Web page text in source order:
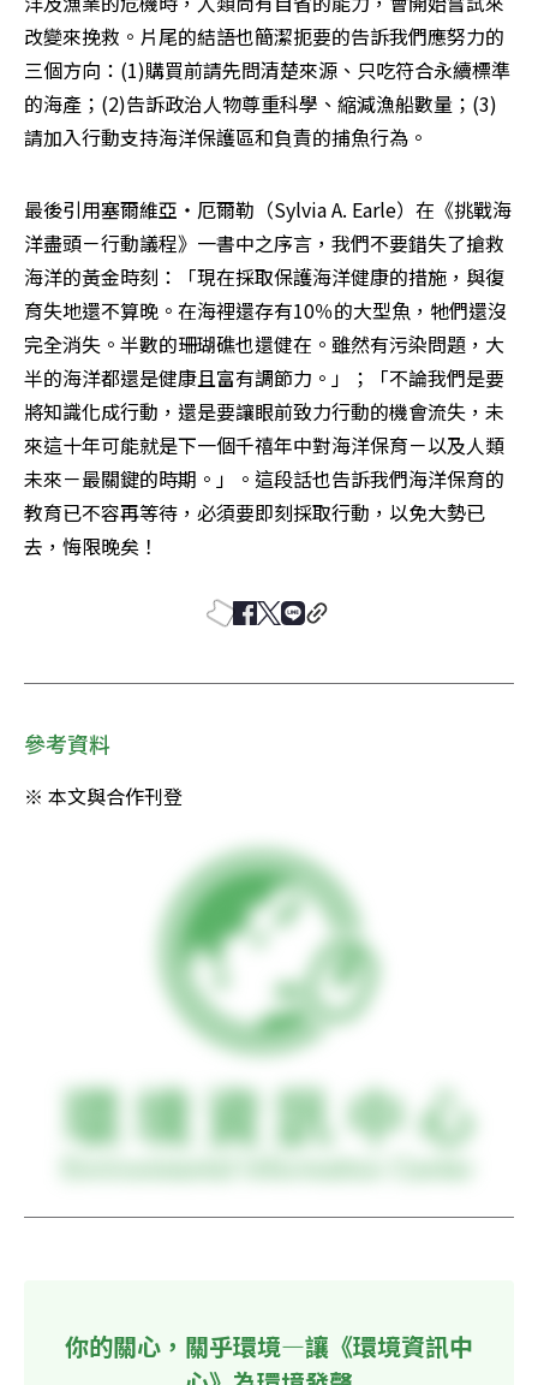
改變來挽救。片尾的結語也簡潔扼要的告訴我們應努力的
三個方向：(1)購買前請先問清楚來源、只吃符合永續標準
的海產；(2)告訴政治人物尊重科學、縮減漁船數量；(3)
請加入行動支持海洋保護區和負責的捕魚行為。
最後引用塞爾維亞‧厄爾勒（Sylvia A. Earle）在《挑戰海
洋盡頭－行動議程》一書中之序言，我們不要錯失了搶救
海洋的黃金時刻：「現在採取保護海洋健康的措施，與復
育失地還不算晚。在海裡還存有10％的大型魚，牠們還沒
完全消失。半數的珊瑚礁也還健在。雖然有污染問題，大
半的海洋都還是健康且富有調節力。」；「不論我們是要
將知識化成行動，還是要讓眼前致力行動的機會流失，未
來這十年可能就是下一個千禧年中對海洋保育－以及人類
未來－最關鍵的時期。」。這段話也告訴我們海洋保育的
教育已不容再等待，必須要即刻採取行動，以免大勢已
去，悔限晚矣！
參考資料
※ 本文與合作刊登
你的關心，關乎環境—讓《環境資訊中